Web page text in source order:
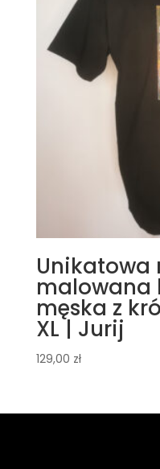
Unikatowa
malowana
męska z
XL | Jurij
129,00 zł